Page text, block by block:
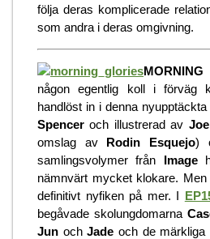
följa deras komplicerade
som andra i deras omgivning.
MORNING
någon egentlig koll i förväg
handlöst in i denna
Spencer och illustrerad av
omslag av Rodin Esquejo)
samlingsvolymer från Image
nämnvärt mycket klokare.
definitivt nyfiken på mer. I
begåvade skolungdomarna
Jun ochJade och de märkliga